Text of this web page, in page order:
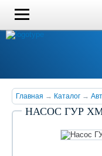
Главная → Каталог →
НАСОС ГУР